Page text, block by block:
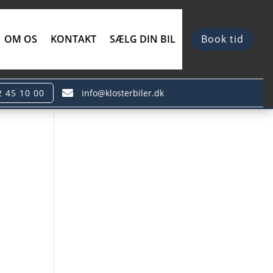
OM OS KONTAKT SÆLG DIN BIL Book tid
45 10 00  info@klosterbiler.dk